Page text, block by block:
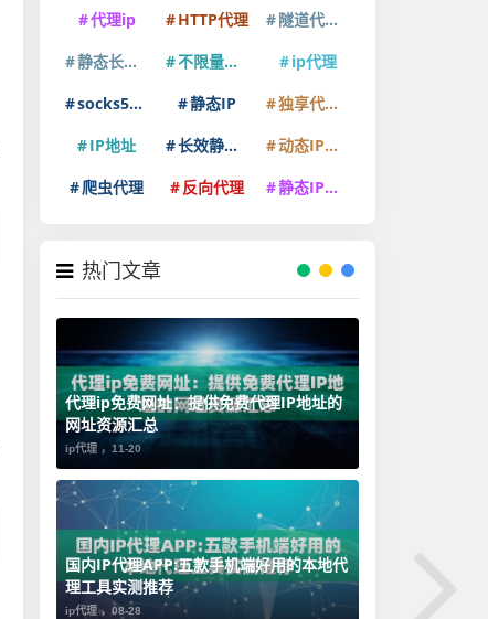
代理ip
HTTP代理
隧道代理IP
静态长效IP
不限量代理IP
ip代理
socks5代理
静态IP
独享代理IP
IP地址
长效静态IP
动态IP代理
爬虫代理
反向代理 静态IP代理
热门文章
代理ip免费网址：提供免费代理IP地址的
网址资源汇总
ip代理 ， 11-20
国内IP代理APP:五款手机端好用的本地代
理工具实测推荐
ip代理 ， 08-28